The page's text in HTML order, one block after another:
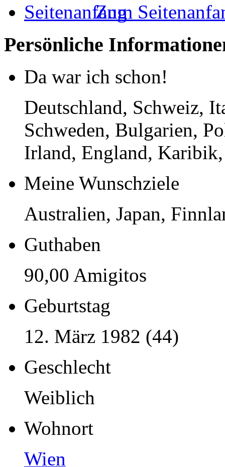
Zum
Persönliche
Da war ich schon!
Deutschland, Schweiz,
Schweden, Bulgarien,
Irland, England,
Meine Wunschziele
Australien, Japan,
Guthaben
90,00 Amigitos
Geburtstag
12. März 1982 (44)
Geschlecht
Weiblich
Wohnort
Wien